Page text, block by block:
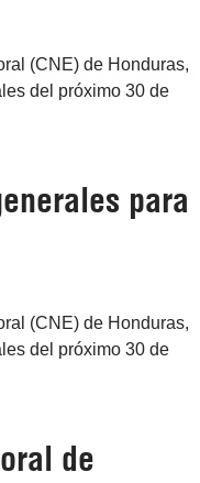
(CNE) de Honduras,
del próximo 30 de
para
(CNE) de Honduras,
del próximo 30 de
de